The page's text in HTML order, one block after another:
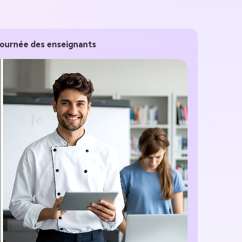
des enseignants